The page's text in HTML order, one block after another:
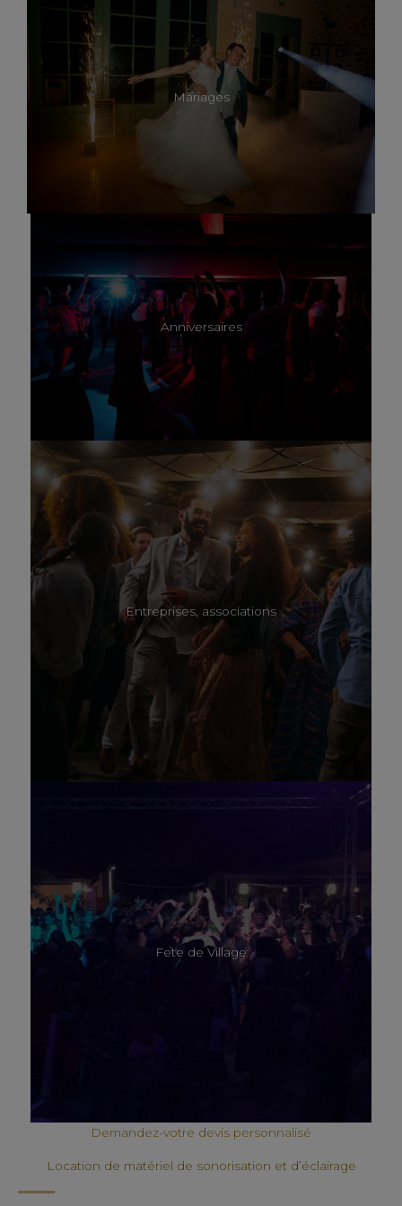
Mariages
Anniversaires
Entreprises, associations
Fete de Village
Demandez-votre devis personnalisé
Location de matériel de sonorisation et d’éclairage